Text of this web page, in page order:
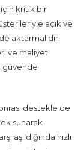
kritik bir
açık ve
aktarmalıdır.
ve maliyet
güvende
destekle de
sunarak
hızlı